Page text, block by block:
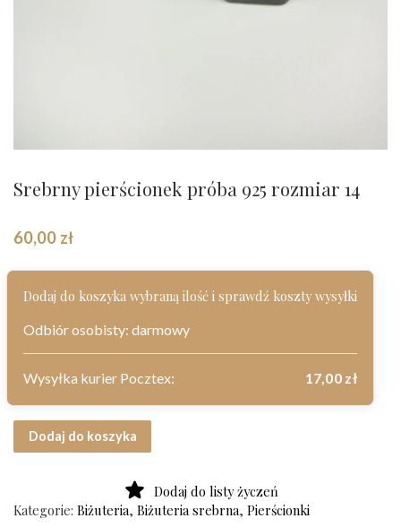
Srebrny pierścionek próba 925 rozmiar 14
60,00 zł
Dodaj do koszyka wybraną ilość i sprawdź koszty wysyłki
Odbiór osobisty: darmowy
Wysyłka kurier Pocztex: 17,00 zł
Dodaj do koszyka
Dodaj do listy życzeń
Kategorie: Biżuteria, Biżuteria srebrna, Pierścionki